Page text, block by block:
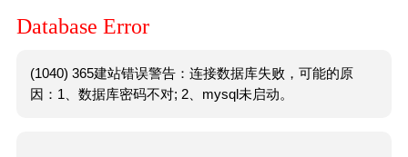
Database Error
(1040) 365建站错误警告：连接数据库失败，可能的原
因：1、数据库密码不对; 2、mysql未启动。